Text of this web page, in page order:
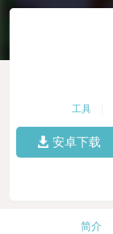
工具
安卓下载
简介